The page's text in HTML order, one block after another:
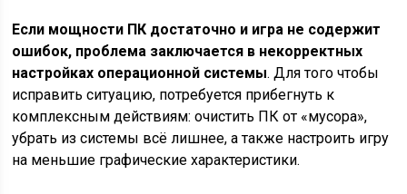
Если мощности ПК достаточно и игра не содержит
ошибок, проблема заключается в некорректных
настройках операционной системы. Для того чтобы
исправить ситуацию, потребуется прибегнуть к
комплексным действиям: очистить ПК от «мусора»,
убрать из системы всё лишнее, а также настроить игру
на меньшие графические характеристики.